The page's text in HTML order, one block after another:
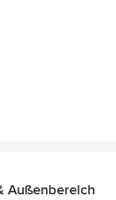
Außenbereich